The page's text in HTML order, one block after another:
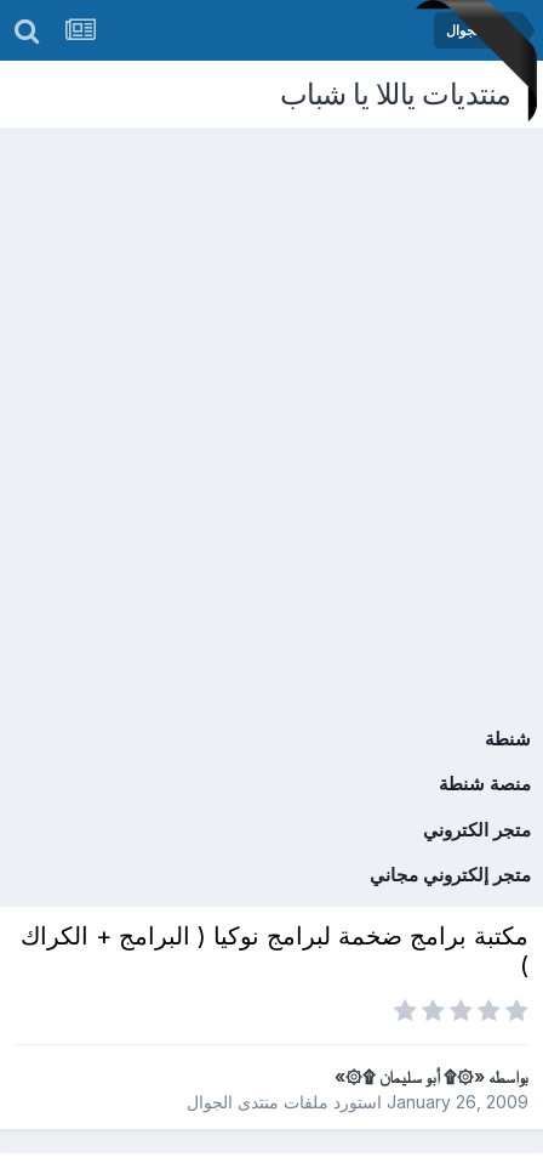
منتدى الجوال
منتديات ياللا يا شباب
شنطة
منصة شنطة
متجر الكتروني
متجر إلكتروني مجاني
مكتبة برامج ضخمة لبرامج نوكيا ( البرامج + الكراك
)
بواسطه«۞۩ أبو سليمان ۩۞»
January 26, 2009استورد ملفات منتدى الجوال